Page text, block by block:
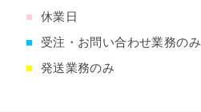
■
休業日
■
受注・お問い合わせ業務のみ
■ 発送業務のみ